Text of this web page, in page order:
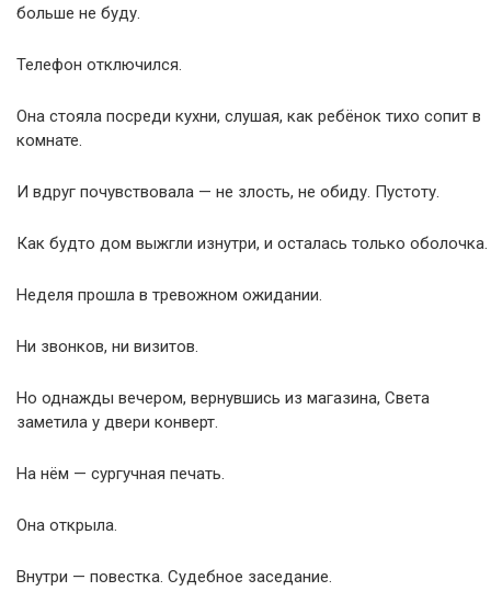
больше не буду.
Телефон отключился.
Она стояла посреди кухни, слушая, как ребёнок тихо сопит в
комнате.
И вдруг почувствовала — не злость, не обиду. Пустоту.
Как будто дом выжгли изнутри, и осталась только оболочка.
Неделя прошла в тревожном ожидании.
Ни звонков, ни визитов.
Но однажды вечером, вернувшись из магазина, Света
заметила у двери конверт.
На нём — сургучная печать.
Она открыла.
Внутри — повестка. Судебное заседание.